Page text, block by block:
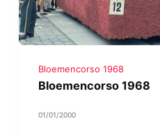
Bloemencorso 1968
Bloemencorso 1968
01/01/2000